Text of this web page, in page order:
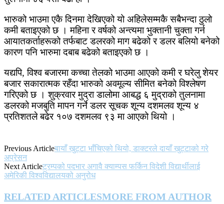
भारुको भाउमा एकै दिनमा देखिएको यो अहिलेसम्मकै सबैभन्दा ठुलो
कमी बताइएको छ । महिना र वर्षको अन्त्यमा भुक्तानी चुक्ता गर्न
आयातकर्ताहरूको तर्फबाट डलरको माग बढेको र डलर बलियो बनेको
कारण पनि भारुमा दबाब बढेको बताइएको छ ।
यद्यपि, विश्व बजारमा कच्चा तेलको भाउमा आएको कमी र घरेलु शेयर
बजार सकारात्मक रहँदा भारुको अवमूल्य सीमित बनेको विश्लेषण
गरिएको छ । शुक्रवार मुद्रा डालोमा आबद्ध ६ मुद्राको तुलनामा
डलरको मजबुति मापन गर्ने डलर सूचक शून्य दशमलव शून्य ४
प्रतिशतले बढेर १०७ दशमलव ९३ मा आएको थियो ।
Previous Articleबायाँ खुट्टा भाँचिएको थियो, डाक्टरले दायाँ खुट्टाको गरे
अप्रेसन
Next Articleट्रम्पको पदभार अगावै क्याम्पस फर्किन विदेशी विद्यार्थीलाई
अमेरिकी विश्वविद्यालयको अनुरोध
RELATED ARTICLESMORE FROM AUTHOR